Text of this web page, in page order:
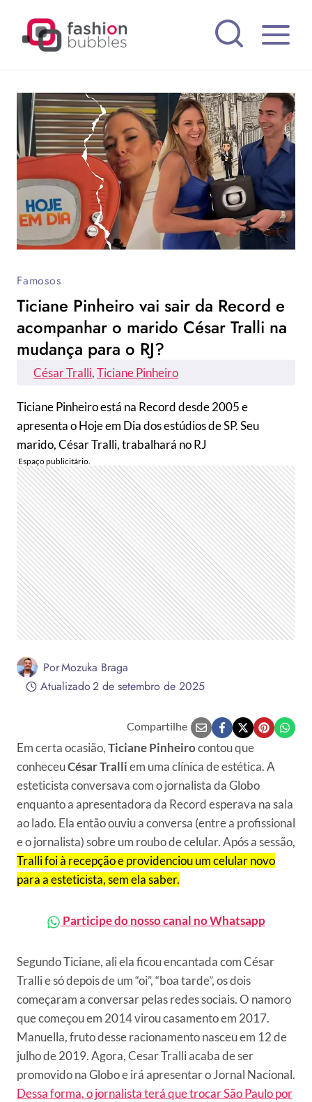
Famosos
Ticiane Pinheiro vai sair da Record e
acompanhar o marido César Tralli na
mudança para o RJ?
César Tralli, Ticiane Pinheiro
Ticiane Pinheiro está na Record desde 2005 e
apresenta o Hoje em Dia dos estúdios de SP. Seu
marido, César Tralli, trabalhará no RJ
PorMozuka Braga
Atualizado2 de setembro de 2025
Compartilhe
Em certa ocasião,Ticiane Pinheirocontou que
conheceuCésar Tralliem uma clínica de estética. A
esteticista conversava com o jornalista da Globo
enquanto a apresentadora da Record esperava na sala
ao lado. Ela então ouviu a conversa (entre a profissional
e o jornalista) sobre um roubo de celular. Após a sessão,
Tralli foi à recepção e providenciou um celular novo
para a esteticista, sem ela saber.
Participe do nosso canal no Whatsapp
Segundo Ticiane, ali ela ficou encantada com César
Tralli e só depois de um “oi”, “boa tarde”, os dois
começaram a conversar pelas redes sociais. O namoro
que começou em 2014 virou casamento em 2017.
Manuella, fruto desse racionamento nasceu em 12 de
julho de 2019. Agora, Cesar Tralli acaba de ser
promovido na Globo e irá apresentar o Jornal Nacional.
Dessa forma, o jornalista terá que trocar São Paulo por